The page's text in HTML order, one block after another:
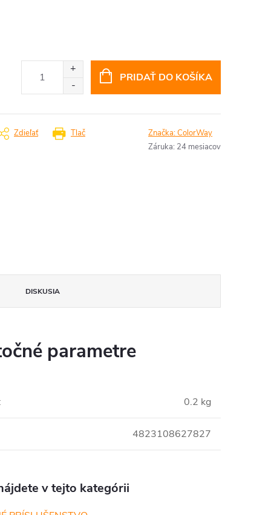
PRIDAŤ DO KOŠÍKA
Tlač
Zdieľať Značka:ColorWay
Záruka: 24 mesiacov
DISKUSIA
parametre
0.2 kg
4823108627827
v tejto kategórii